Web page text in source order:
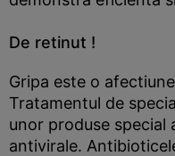
De retinut !
Gripa este o
Tratamentul de
unor produse special
antivirale.